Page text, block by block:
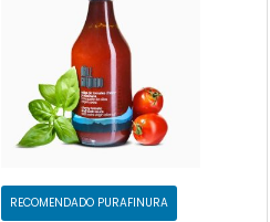
RECOMENDADO PURAFINURA